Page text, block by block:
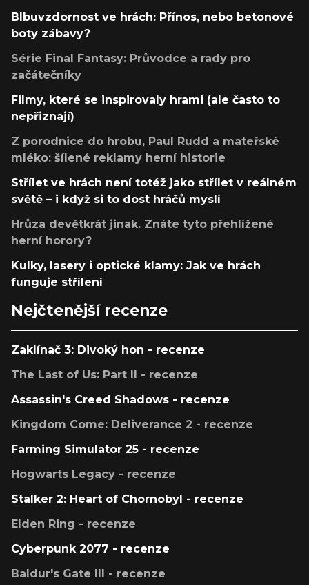
Blbuvzdornost ve hrách: Přínos, nebo betonové
boty zábavy?
Série Final Fantasy: Průvodce a rady pro
začátečníky
Filmy, které se inspirovaly hrami (ale často to
nepřiznají)
Z porodnice do hrobu, Paul Rudd a mateřské
mléko: šílené reklamy herní historie
Střílet ve hrách není totéž jako střílet v reálném
světě – i když si to dost hráčů myslí
Hrůza devětkrát jinak. Znáte tyto přehlížené
herní horory?
Kulky, lasery i optické klamy: Jak ve hrách
funguje střílení
Nejčtenější recenze
Zaklínač 3: Divoký hon - recenze
The Last of Us: Part II - recenze
Assassin's Creed Shadows - recenze
Kingdom Come: Deliverance 2 - recenze
Farming Simulator 25 - recenze
Hogwarts Legacy - recenze
Stalker 2: Heart of Chornobyl - recenze
Elden Ring - recenze
Cyberpunk 2077 - recenze
Baldur's Gate III - recenze